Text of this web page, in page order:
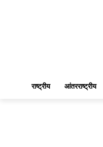
राष्ट्रीय आंतरराष्ट्रीय